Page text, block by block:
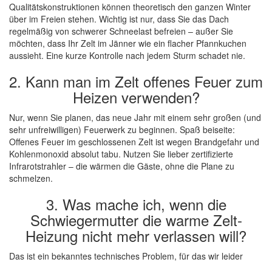
Qualitätskonstruktionen können theoretisch den ganzen Winter
über im Freien stehen. Wichtig ist nur, dass Sie das Dach
regelmäßig von schwerer Schneelast befreien – außer Sie
möchten, dass Ihr Zelt im Jänner wie ein flacher Pfannkuchen
aussieht. Eine kurze Kontrolle nach jedem Sturm schadet nie.
2. Kann man im Zelt offenes Feuer zum
Heizen verwenden?
Nur, wenn Sie planen, das neue Jahr mit einem sehr großen (und
sehr unfreiwilligen) Feuerwerk zu beginnen. Spaß beiseite:
Offenes Feuer im geschlossenen Zelt ist wegen Brandgefahr und
Kohlenmonoxid absolut tabu. Nutzen Sie lieber zertifizierte
Infrarotstrahler – die wärmen die Gäste, ohne die Plane zu
schmelzen.
3. Was mache ich, wenn die
Schwiegermutter die warme Zelt-
Heizung nicht mehr verlassen will?
Das ist ein bekanntes technisches Problem, für das wir leider